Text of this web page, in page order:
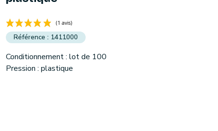
(1 avis)
1411000
Conditionnement : lot de 100
Pression : plastique